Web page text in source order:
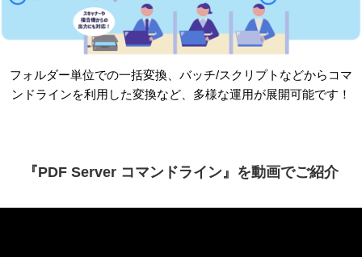
フォルダー単位での一括変換、バッチ/スクリプトなどからコマ
ンドラインを利用した変換など、多様な運用が展開可能です！
『PDF Server コマンドライン』を動画でご紹介